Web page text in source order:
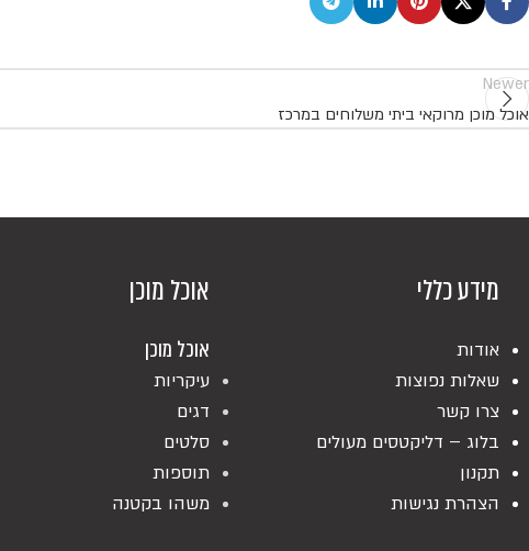
Newer
אוכל מוכן מרוקאי ביתי משלוחים במרכז
אוכל מוכן
אוכל מוכן
עיקריות
דגים
סלטים
תוספות
משהו בקטנה
מידע כללי
אודות
שאלות נפוצות
צרו קשר
בלוג – דליקטסים מעולים
תקנון
הצהרת נגישות